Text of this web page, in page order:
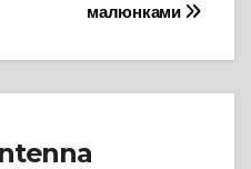
малюнками